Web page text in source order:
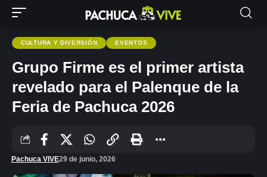
CULTURA Y DIVERSIÓN EVENTOS
Grupo Firme es el primer artista
revelado para el Palenque de la
Feria de Pachuca 2026
Pachuca VIVE29 de junio, 2026